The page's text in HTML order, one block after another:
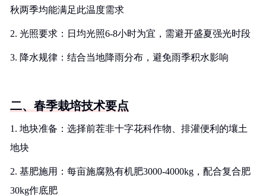
秋两季均能满足此温度需求
2. 光照要求：日均光照6-8小时为宜，需避开盛夏强光时段
3. 降水规律：结合当地降雨分布，避免雨季积水影响
二、春季栽培技术要点
1. 地块准备：选择前茬非十字花科作物、排灌便利的壤土
地块
2. 基肥施用：每亩施腐熟有机肥3000-4000kg，配合复合肥
30kg作底肥